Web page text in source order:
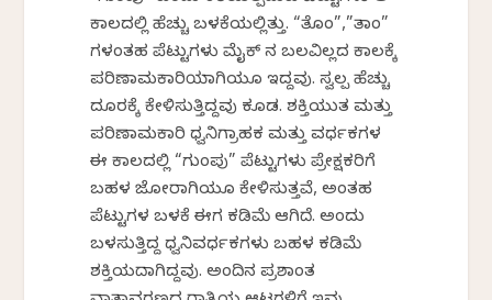
ಕಾಲದಲ್ಲಿ ಹೆಚ್ಚು ಬಳಕೆಯಲ್ಲಿತ್ತು. “ತೊಂ”,”ತಾಂ”
ಗಳಂತಹ ಪೆಟ್ಟುಗಳು ಮೈಕ್ ನ ಬಲವಿಲ್ಲದ ಕಾಲಕ್ಕೆ
ಪರಿಣಾಮಕಾರಿಯಾಗಿಯೂ ಇದ್ದವು. ಸ್ವಲ್ಪ ಹೆಚ್ಚು
ದೂರಕ್ಕೆ ಕೇಳಿಸುತ್ತಿದ್ದವು ಕೂಡ. ಶಕ್ತಿಯುತ ಮತ್ತು
ಪರಿಣಾಮಕಾರಿ ಧ್ವನಿಗ್ರಾಹಕ ಮತ್ತು ವರ್ಧಕಗಳ
ಈ ಕಾಲದಲ್ಲಿ “ಗುಂಪು” ಪೆಟ್ಟುಗಳು ಪ್ರೇಕ್ಷಕರಿಗೆ
ಬಹಳ ಜೋರಾಗಿಯೂ ಕೇಳಿಸುತ್ತವೆ, ಅಂತಹ
ಪೆಟ್ಟುಗಳ ಬಳಕೆ ಈಗ ಕಡಿಮೆ ಆಗಿದೆ. ಅಂದು
ಬಳಸುತ್ತಿದ್ದ ಧ್ವನಿವರ್ಧಕಗಳು ಬಹಳ ಕಡಿಮೆ
ಶಕ್ತಿಯದಾಗಿದ್ದವು. ಅಂದಿನ ಪ್ರಶಾಂತ